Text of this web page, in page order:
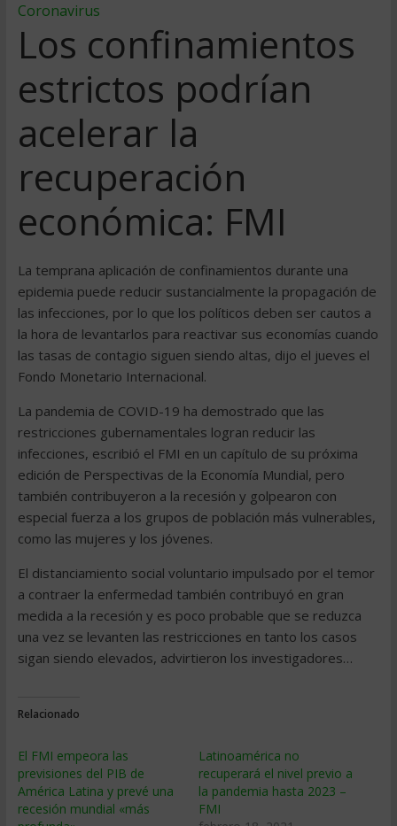
Coronavirus
Los confinamientos
estrictos podrían
acelerar la
recuperación
económica: FMI
La temprana aplicación de confinamientos durante una
epidemia puede reducir sustancialmente la propagación de
las infecciones, por lo que los políticos deben ser cautos a
la hora de levantarlos para reactivar sus economías cuando
las tasas de contagio siguen siendo altas, dijo el jueves el
Fondo Monetario Internacional.
La pandemia de COVID-19 ha demostrado que las
restricciones gubernamentales logran reducir las
infecciones, escribió el FMI en un capítulo de su próxima
edición de Perspectivas de la Economía Mundial, pero
también contribuyeron a la recesión y golpearon con
especial fuerza a los grupos de población más vulnerables,
como las mujeres y los jóvenes.
El distanciamiento social voluntario impulsado por el temor
a contraer la enfermedad también contribuyó en gran
medida a la recesión y es poco probable que se reduzca
una vez se levanten las restricciones en tanto los casos
sigan siendo elevados, advirtieron los investigadores…
Relacionado
El FMI empeora las
previsiones del PIB de
América Latina y prevé una
recesión mundial «más
Latinoamérica no
recuperará el nivel previo a
la pandemia hasta 2023 –
FMI